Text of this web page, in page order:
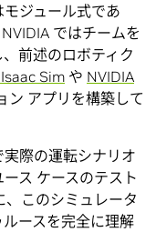
ジュール式であ
ではチームを
前述のロボティク
Sim や NVIDIA
ン アプリを構築して
際の運転シナリオ
ス ケースのテスト
、このシミュレータ
ースを完全に理解